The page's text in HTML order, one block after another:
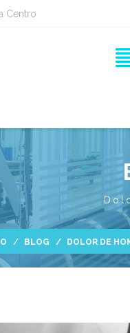
Centro
BLOG DOLOR DE